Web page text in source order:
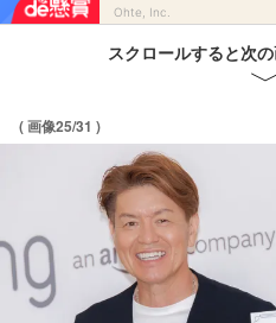
Ohte, Inc.
スクロールすると次
( 画像25/31 )